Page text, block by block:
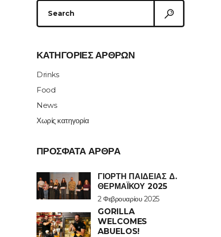
Search
ΚΑΤΗΓΟΡΊΕΣ ΆΡΘΡΩΝ
Drinks
Food
News
Χωρίς κατηγορία
ΠΡΌΣΦΑΤΑ ΆΡΘΡΑ
ΓΙΟΡΤΉ ΠΑΙΔΕΊΑΣ Δ.
ΘΕΡΜΑΪΚΟΎ 2025
2 Φεβρουαρίου 2025
GORILLA
WELCOMES
ABUELOS!